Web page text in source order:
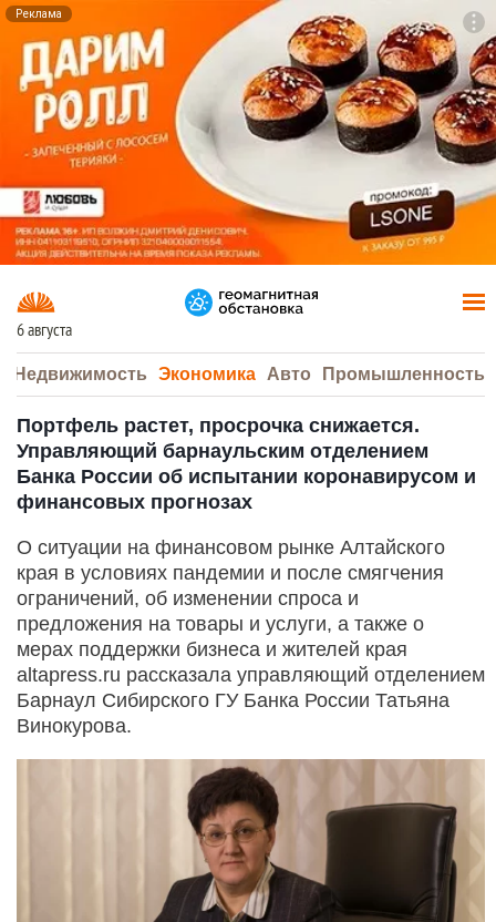
Реклама
6 августа
Недвижимость Экономика Авто Промышленность
Портфель растет, просрочка снижается.
Управляющий барнаульским отделением
Банка России об испытании коронавирусом и
финансовых прогнозах
О ситуации на финансовом рынке Алтайского
края в условиях пандемии и после смягчения
ограничений, об изменении спроса и
предложения на товары и услуги, а также о
мерах поддержки бизнеса и жителей края
altapress.ru рассказала управляющий отделением
Барнаул Сибирского ГУ Банка России Татьяна
Винокурова.